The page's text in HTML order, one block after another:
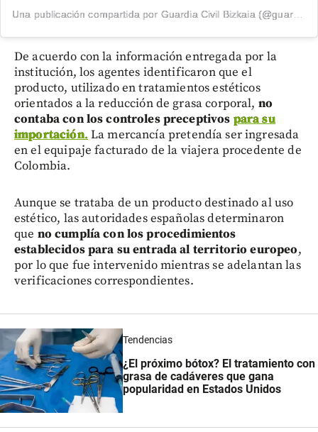
Una publicación compartida por Guardia Civil Bizkaia (@guardiacivilbizkaia)
De acuerdo con la información entregada por la
institución, los agentes identificaron que el
producto, utilizado en tratamientos estéticos
orientados a la reducción de grasa corporal, no
contaba con los controles preceptivos para su
importación. La mercancía pretendía ser ingresada
en el equipaje facturado de la viajera procedente de
Colombia.
Aunque se trataba de un producto destinado al uso
estético, las autoridades españolas determinaron
que no cumplía con los procedimientos
establecidos para su entrada al territorio europeo,
por lo que fue intervenido mientras se adelantan las
verificaciones correspondientes.
Tendencias
¿El próximo bótox? El tratamiento con
grasa de cadáveres que gana
popularidad en Estados Unidos